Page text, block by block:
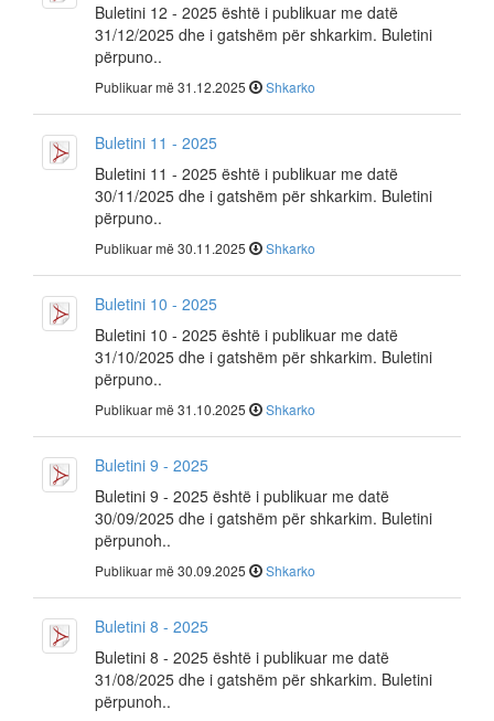
Buletini 12 - 2025 është i publikuar me datë
31/12/2025 dhe i gatshëm për shkarkim. Buletini
përpuno..
Publikuar më 31.12.2025 Shkarko
Buletini 11 - 2025
Buletini 11 - 2025 është i publikuar me datë
30/11/2025 dhe i gatshëm për shkarkim. Buletini
përpuno..
Publikuar më 30.11.2025 Shkarko
Buletini 10 - 2025
Buletini 10 - 2025 është i publikuar me datë
31/10/2025 dhe i gatshëm për shkarkim. Buletini
përpuno..
Publikuar më 31.10.2025 Shkarko
Buletini 9 - 2025
Buletini 9 - 2025 është i publikuar me datë
30/09/2025 dhe i gatshëm për shkarkim. Buletini
përpunoh..
Publikuar më 30.09.2025 Shkarko
Buletini 8 - 2025
Buletini 8 - 2025 është i publikuar me datë
31/08/2025 dhe i gatshëm për shkarkim. Buletini
përpunoh..